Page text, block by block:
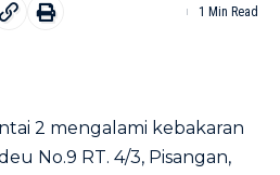
1 Min Read
2 mengalami kebakaran
No.9 RT. 4/3, Pisangan,